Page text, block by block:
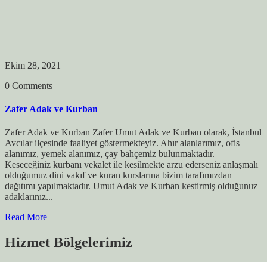
Ekim 28, 2021
0 Comments
Zafer Adak ve Kurban
Zafer Adak ve Kurban Zafer Umut Adak ve Kurban olarak, İstanbul
Avcılar ilçesinde faaliyet göstermekteyiz. Ahır alanlarımız, ofis
alanımız, yemek alanımız, çay bahçemiz bulunmaktadır.
Keseceğiniz kurbanı vekalet ile kesilmekte arzu ederseniz anlaşmalı
olduğumuz dini vakıf ve kuran kurslarına bizim tarafımızdan
dağıtımı yapılmaktadır. Umut Adak ve Kurban kestirmiş olduğunuz
adaklarınız...
Read More
Hizmet Bölgelerimiz